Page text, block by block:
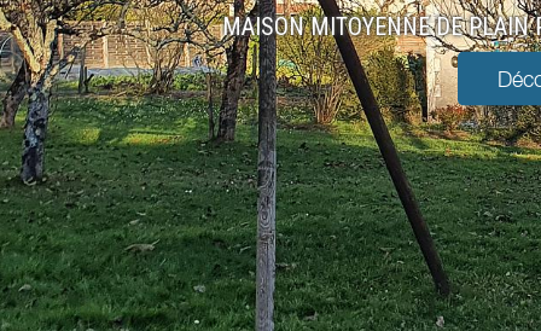
MAISON MITOYENNE DE PLAIN